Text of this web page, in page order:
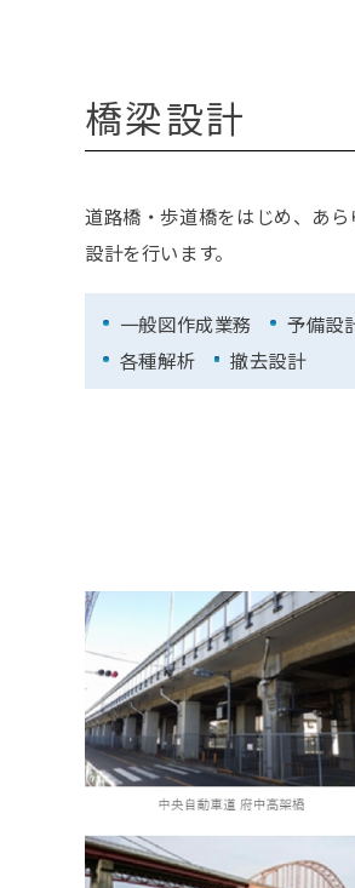
橋梁設計
道路橋・歩道橋をはじめ、あ
設計を行います。
一般図作成業務 予備設
各種解析
撤去設計